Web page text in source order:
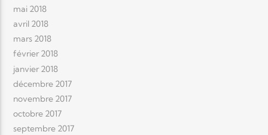
mai 2018
avril 2018
mars 2018
février 2018
janvier 2018
décembre 2017
novembre 2017
octobre 2017
septembre 2017